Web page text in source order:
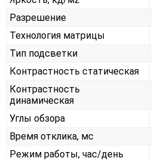
Разрешение
Технология матрицы
Тип подсветки
Контрастность статическая
Контрастность
динамическая
Углы обзора
Время отклика, мс
Режим работы, час/день